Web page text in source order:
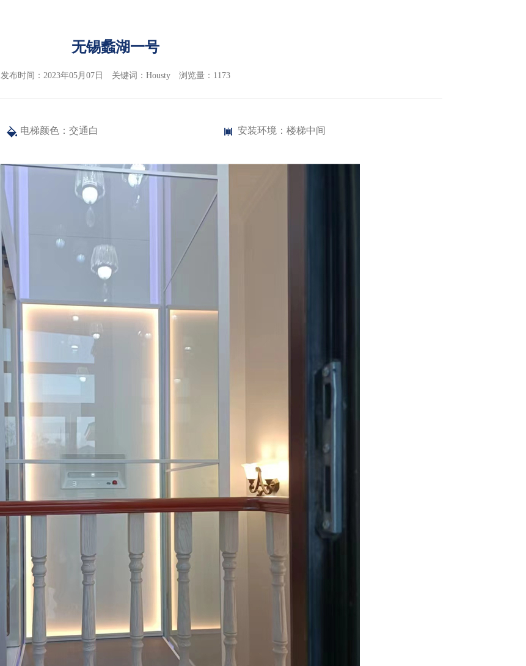
无锡蠡湖一号
发布时间：2023年05月07日 关键词：Housty 浏览量：1173
电梯颜色：交通白 安装环境：楼梯中间